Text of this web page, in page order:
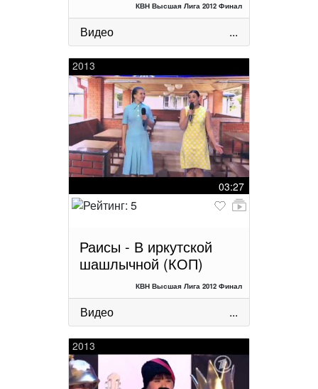
КВН Высшая Лига 2012 Финал
Видео ...
2013
03:27
Раисы - В иркутской
шашлычной (КОП)
КВН Высшая Лига 2012 Финал
Видео ...
2013